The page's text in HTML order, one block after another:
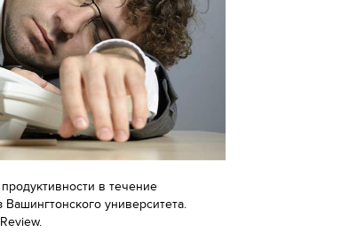
в течение
университета.